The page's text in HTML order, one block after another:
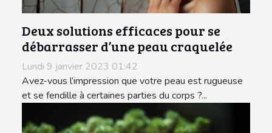
Deux solutions efficaces pour se
débarrasser d’une peau craquelée
Lundi 9 janvier 2023 01:42
Avez-vous l’impression que votre peau est rugueuse
et se fendille à certaines parties du corps ?...